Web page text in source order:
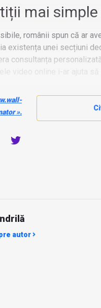
mai
românii spun că ar
existența unei secțiuni
consultanța
».
autor